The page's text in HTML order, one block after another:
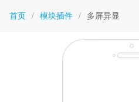
首页 / 模块插件 / 多屏异显